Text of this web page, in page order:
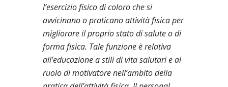
l’esercizio fisico di coloro che si
avvicinano o praticano attività fisica per
migliorare il proprio stato di salute o di
forma fisica. Tale funzione è relativa
all’educazione a stili di vita salutari e al
ruolo di motivatore nell’ambito della